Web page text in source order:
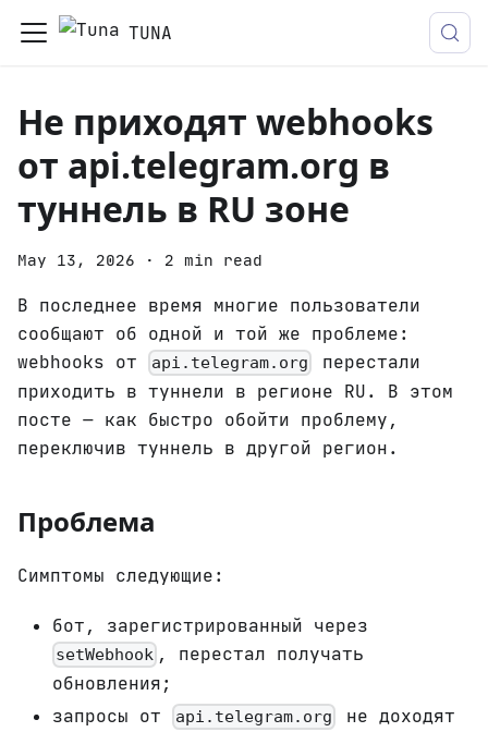
TUNA
Не приходят webhooks
от api.telegram.org в
туннель в RU зоне
May 13, 2026 · 2 min read
В последнее время многие пользователи
сообщают об одной и той же проблеме:
webhooks от
api.telegram.org
перестали
приходить в туннели в регионе RU. В этом
посте — как быстро обойти проблему,
переключив туннель в другой регион.
Проблема
Симптомы следующие:
бот, зарегистрированный через
setWebhook , перестал получать
обновления;
запросы от
api.telegram.org
не доходят